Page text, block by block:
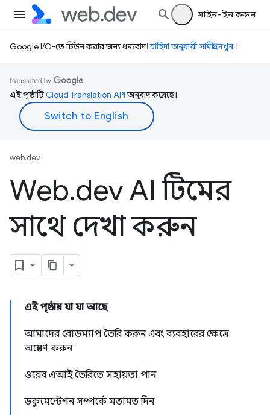
সাইন-ইন করুন
Google I/O-তে টিউন করার জন্য ধন্যবাদ!চাহিদা অনুযায়ী সামগ্রী দেখুন।
এই পৃষ্ঠাটিCloud Translation APIঅনুবাদ করেছে।
web.dev
Web.dev AI টিমের
সাথে দেখা করুন
এই পৃষ্ঠায় যা যা আছে
আমাদের রোডম্যাপ তৈরি করুন এবং ব্যবহারের ক্ষেত্রে
অন্বেষণ করুন
ওয়েব এআই তৈরিতে সহায়তা পান
ডকুমেন্টেশন সম্পর্কে মতামত দিন